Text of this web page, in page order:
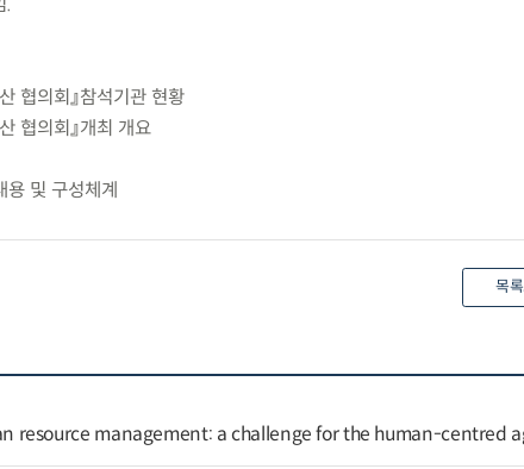
.
협의회』참석기관 현황
협의회』개최 개요
용 및 구성체계
목
resource management: a challenge for the human-centred